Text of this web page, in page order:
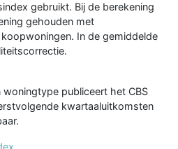
gebruikt. Bij de berekening
gehouden met
In de gemiddelde
woningtype publiceert het CBS
kwartaaluitkomsten